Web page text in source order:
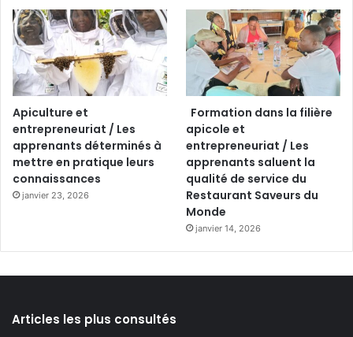
Apiculture et
entrepreneuriat / Les
apprenants déterminés à
mettre en pratique leurs
connaissances
janvier 23, 2026
Formation dans la filière
apicole et
entrepreneuriat / Les
apprenants saluent la
qualité de service du
Restaurant Saveurs du
Monde
janvier 14, 2026
Articles les plus consultés